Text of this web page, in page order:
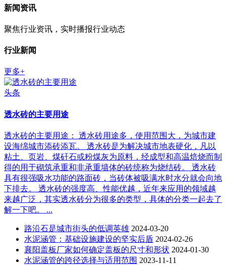
新闻资讯
聚焦行业资讯，实时播报行业动态
行业新闻
更多+
头条
透水砖的主要用途
透水砖的主要用途： 透水砖用途多，使用范围大，为城市建
设海绵城市添砖添瓦。 透水砖是为解决城市地表硬化，凡以
粘土、页岩、煤矸石或粉煤灰为原料，经成型和高温焙烧而制
得的用于砌筑承重和非承重墙体的砖统称为烧结砖。 透水砖
具有很强吸水功能的路面砖，当砖体被吸满水时水分就会向地
下排去。 透水砖的强度高、性能优越，近年来应用的领域越
来越广泛，其实透水砖分为很多的类型，具体的分类一起去了
解一下吧。 ...
路沿石是城市街头的低调英雄 2024-03-20
水泥涵管：基础设施建设的坚实后盾 2024-02-26
襄阳盖板厂家如何确定盖板的尺寸和形状 2024-01-30
水泥涵管的跨径选择与适用范围 2023-11-11